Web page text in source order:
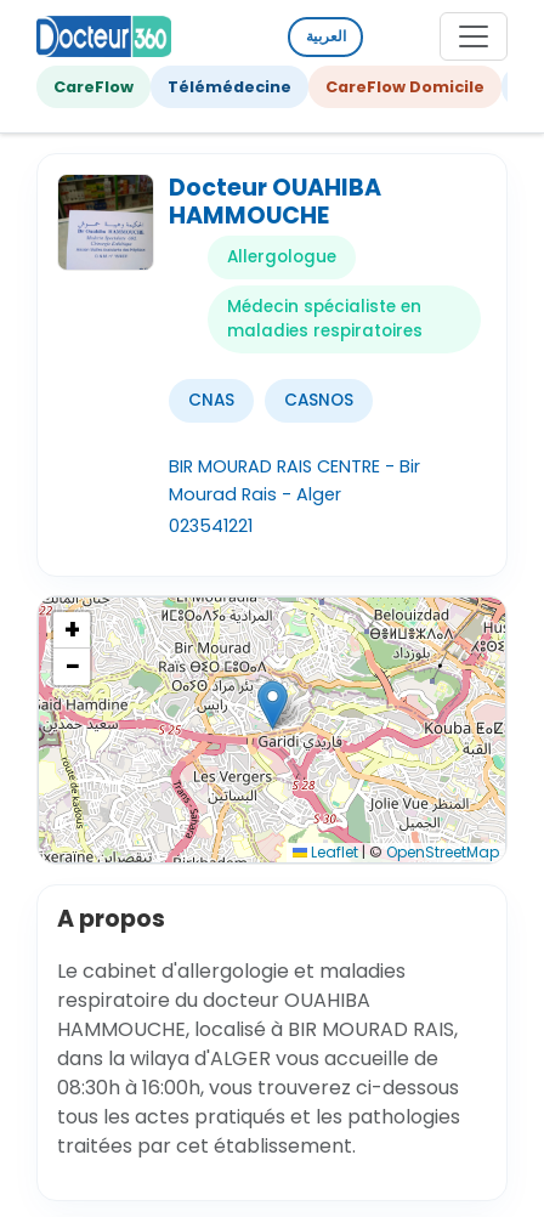
العربية
CareFlow Télémédecine CareFlow Domicile
Docteur OUAHIBA
HAMMOUCHE
Allergologue
Médecin spécialiste en
maladies respiratoires
CNAS CASNOS
BIR MOURAD RAIS CENTRE - Bir
Mourad Rais - Alger
023541221
+
−
Leaflet|©OpenStreetMap
A propos
Le cabinet d'allergologie et maladies
respiratoire du docteur OUAHIBA
HAMMOUCHE, localisé à BIR MOURAD RAIS,
dans la wilaya d'ALGER vous accueille de
08:30h à 16:00h, vous trouverez ci-dessous
tous les actes pratiqués et les pathologies
traitées par cet établissement.